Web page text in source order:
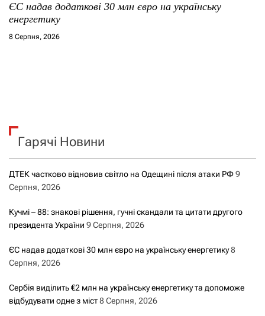
ЄС надав додаткові 30 млн євро на українську
енергетику
8 Серпня, 2026
Гарячі Новини
ДТЕК частково відновив світло на Одещині після атаки РФ9
Серпня, 2026
Кучмі – 88: знакові рішення, гучні скандали та цитати другого
президента України 9 Серпня, 2026
ЄС надав додаткові 30 млн євро на українську енергетику8
Серпня, 2026
Сербія виділить €2 млн на українську енергетику та допоможе
відбудувати одне з міст8 Серпня, 2026